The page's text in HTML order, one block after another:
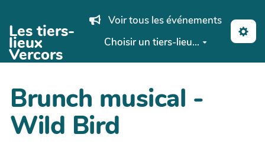
Aller au contenu principal
Les tiers-
lieux
Vercors
Voir tous les événements
Choisir un tiers-lieu...
Brunch musical -
Wild Bird